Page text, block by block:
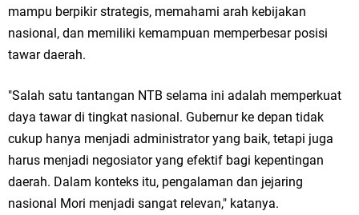
mampu berpikir strategis, memahami arah kebijakan
nasional, dan memiliki kemampuan memperbesar posisi
tawar daerah.
"Salah satu tantangan NTB selama ini adalah memperkuat
daya tawar di tingkat nasional. Gubernur ke depan tidak
cukup hanya menjadi administrator yang baik, tetapi juga
harus menjadi negosiator yang efektif bagi kepentingan
daerah. Dalam konteks itu, pengalaman dan jejaring
nasional Mori menjadi sangat relevan," katanya.